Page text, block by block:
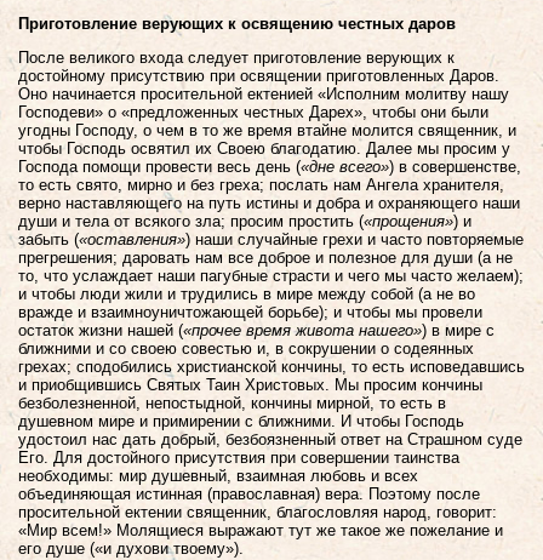
Приготовление верующих к освящению честных даров
После великого входа следует приготовление верующих к
достойному присутствию при освящении приготовленных Даров.
Оно начинается просительной ектенией «Исполним молитву нашу
Господеви» о «предложенных честных Дарех», чтобы они были
угодны Господу, о чем в то же время втайне молится священник, и
чтобы Господь освятил их Своею благодатию. Далее мы просим у
Господа помощи провести весь день («дне всего») в совершенстве,
то есть свято, мирно и без греха; послать нам Ангела хранителя,
верно наставляющего на путь истины и добра и охраняющего наши
души и тела от всякого зла; просим простить («прощения») и
забыть («оставления») наши случайные грехи и часто повторяемые
прегрешения; даровать нам все доброе и полезное для души (а не
то, что услаждает наши пагубные страсти и чего мы часто желаем);
и чтобы люди жили и трудились в мире между собой (а не во
вражде и взаимноуничтожающей борьбе); и чтобы мы провели
остаток жизни нашей («прочее время живота нашего») в мире с
ближними и со своею совестью и, в сокрушении о содеянных
грехах; сподобились христианской кончины, то есть исповедавшись
и приобщившись Святых Таин Христовых. Мы просим кончины
безболезненной, непостыдной, кончины мирной, то есть в
душевном мире и примирении с ближними. И чтобы Господь
удостоил нас дать добрый, безбоязненный ответ на Страшном суде
Его. Для достойного присутствия при совершении таинства
необходимы: мир душевный, взаимная любовь и всех
объединяющая истинная (православная) вера. Поэтому после
просительной ектении священник, благословляя народ, говорит:
«Мир всем!» Молящиеся выражают тут же такое же пожелание и
его душе («и духови твоему»).